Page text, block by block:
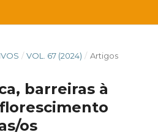
/ VOL. 67 (2024) / Artigos
barreiras à
os